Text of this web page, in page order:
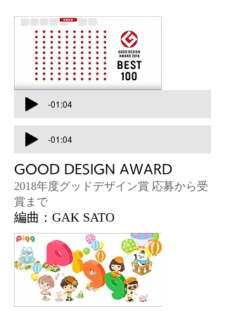
-01:04
-01:04
GOOD DESIGN AWARD
2018年度グッドデザイン賞 応募から受
賞まで
編曲：GAK SATO